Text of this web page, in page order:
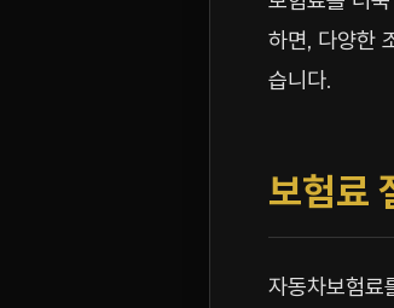
하면, 다양한
습니다.
보험료
자동차보험료